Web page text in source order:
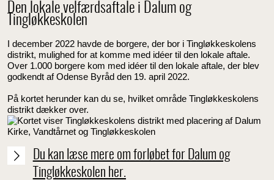
Den lokale velfærdsaftale i Dalum og
Tingløkkeskolen
I december 2022 havde de borgere, der bor i Tingløkkeskolens
distrikt, mulighed for at komme med idéer til den lokale aftale.
Over 1.000 borgere kom med idéer til den lokale aftale, der blev
godkendt af Odense Byråd den 19. april 2022.
På kortet herunder kan du se, hvilket område Tingløkkeskolens
distrikt dækker over.
Du kan læse mere om forløbet for Dalum og
Tingløkkeskolen her.